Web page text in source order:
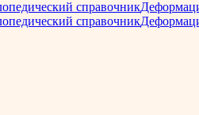
справочник
справочник